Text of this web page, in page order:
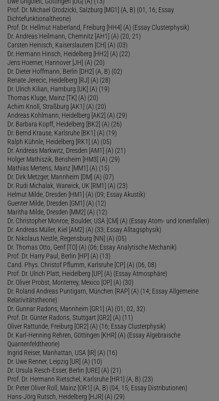
Prof. Dr. Michael Grodzicki, Salzburg [MG1] (A, B) (01, 16; Essay
Dichtefunktionaltheorie)
Prof. Dr. Hellmut Haberland, Freiburg [HH4] (A) (Essay Clusterphysik)
Dr. Andreas Heilmann, Chemnitz [AH1] (A) (20, 21)
Carsten Heinisch, Kaiserslautern [CH] (A) (03)
Dr. Hermann Hinsch, Heidelberg [HH2] (A) (22)
Jens Hoerner, Hannover [JH] (A) (20)
Dr. Dieter Hoffmann, Berlin [DH2] (A, B) (02)
Renate Jerecic, Heidelberg [RJ] (A) (28)
Dr. Ulrich Kilian, Hamburg [UK] (A) (19)
Thomas Kluge, Mainz [TK] (A) (20)
Achim Knoll, Straßburg [AK1] (A) (20)
Andreas Kohlmann, Heidelberg [AK2] (A) (29)
Dr. Barbara Kopff, Heidelberg [BK2] (A) (26)
Dr. Bernd Krause, Karlsruhe [BK1] (A) (19)
Ralph Kühnle, Heidelberg [RK1] (A) (05)
Dr. Andreas Markwitz, Dresden [AM1] (A) (21)
Holger Mathiszik, Bensheim [HM3] (A) (29)
Mathias Mertens, Mainz [MM1] (A) (15)
Dr. Dirk Metzger, Mannheim [DM] (A) (07)
Dr. Rudi Michalak, Warwick, UK [RM1] (A) (23)
Helmut Milde, Dresden [HM1] (A) (09; Essay Akustik)
Guenter Milde, Dresden [GM1] (A) (12)
Maritha Milde, Dresden [MM2] (A) (12)
Dr. Christopher Monroe, Boulder, USA [CM] (A) (Essay Atom- und Ionenfallen)
Dr. Andreas Müller, Kiel [AM2] (A) (33; Essay Alltagsphysik)
Dr. Nikolaus Nestle, Regensburg [NN] (A) (05)
Dr. Thomas Otto, Genf [TO] (A) (06; Essay Analytische Mechanik)
Prof. Dr. Harry Paul, Berlin [HP] (A) (13)
Cand. Phys. Christof Pflumm, Karlsruhe [CP] (A) (06, 08)
Prof. Dr. Ulrich Platt, Heidelberg [UP] (A) (Essay Atmosphäre)
Dr. Oliver Probst, Monterrey, Mexico [OP] (A) (30)
Dr. Roland Andreas Puntigam, München [RAP] (A) (14; Essay Allgemeine
Relativitätstheorie)
Dr. Gunnar Radons, Mannheim [GR1] (A) (01, 02, 32)
Prof. Dr. Günter Radons, Stuttgart [GR2] (A) (11)
Oliver Rattunde, Freiburg [OR2] (A) (16; Essay Clusterphysik)
Dr. Karl-Henning Rehren, Göttingen [KHR] (A) (Essay Algebraische
Quantenfeldtheorie)
Ingrid Reiser, Manhattan, USA [IR] (A) (16)
Dr. Uwe Renner, Leipzig [UR] (A) (10)
Dr. Ursula Resch-Esser, Berlin [URE] (A) (21)
Prof. Dr. Hermann Rietschel, Karlsruhe [HR1] (A, B) (23)
Dr. Peter Oliver Roll, Mainz [OR1] (A, B) (04, 15; Essay Distributionen)
Hans-Jörg Rutsch, Heidelberg [HJR] (A) (29)